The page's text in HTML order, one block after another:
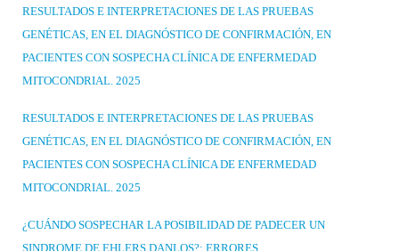
RESULTADOS E INTERPRETACIONES DE LAS PRUEBAS
GENÉTICAS, EN EL DIAGNÓSTICO DE CONFIRMACIÓN, EN
PACIENTES CON SOSPECHA CLÍNICA DE ENFERMEDAD
MITOCONDRIAL. 2025
RESULTADOS E INTERPRETACIONES DE LAS PRUEBAS
GENÉTICAS, EN EL DIAGNÓSTICO DE CONFIRMACIÓN, EN
PACIENTES CON SOSPECHA CLÍNICA DE ENFERMEDAD
MITOCONDRIAL. 2025
¿CUÁNDO SOSPECHAR LA POSIBILIDAD DE PADECER UN
SINDROME DE EHLERS DANLOS?: ERRORES